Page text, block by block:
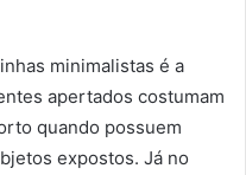
minimalistas é a
apertados costumam
quando possuem
expostos. Já no